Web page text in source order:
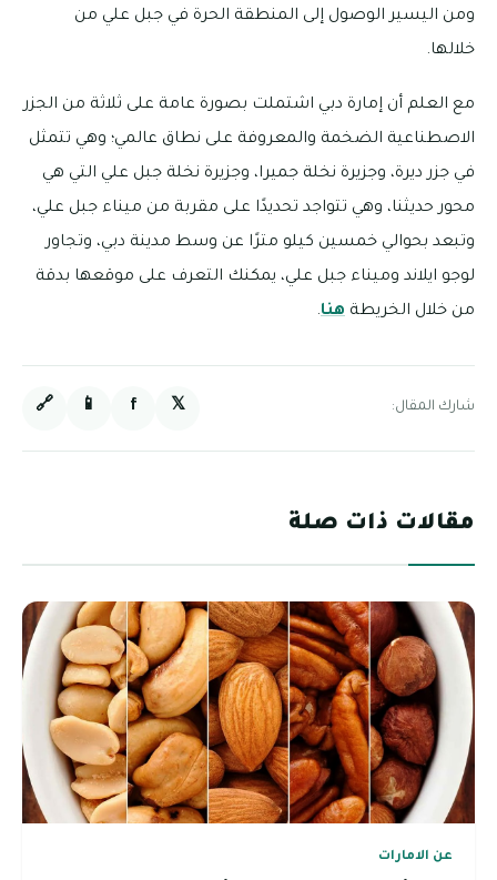
ومن اليسير الوصول إلى المنطقة الحرة في جبل علي من
خلالها.
مع العلم أن إمارة دبي اشتملت بصورة عامة على ثلاثة من الجزر
الاصطناعية الضخمة والمعروفة على نطاق عالمي؛ وهي تتمثل
في جزر ديرة، وجزيرة نخلة جميرا، وجزيرة نخلة جبل علي التي هي
محور حديثنا، وهي تتواجد تحديدًا على مقربة من ميناء جبل علي،
وتبعد بحوالي خمسين كيلو مترًا عن وسط مدينة دبي، وتجاور
لوجو ايلاند وميناء جبل علي، يمكنك التعرف على موقعها بدقة
من خلال الخريطة هنا.
شارك المقال: 𝕏
f
📱
🔗
مقالات ذات صلة
عن الامارات